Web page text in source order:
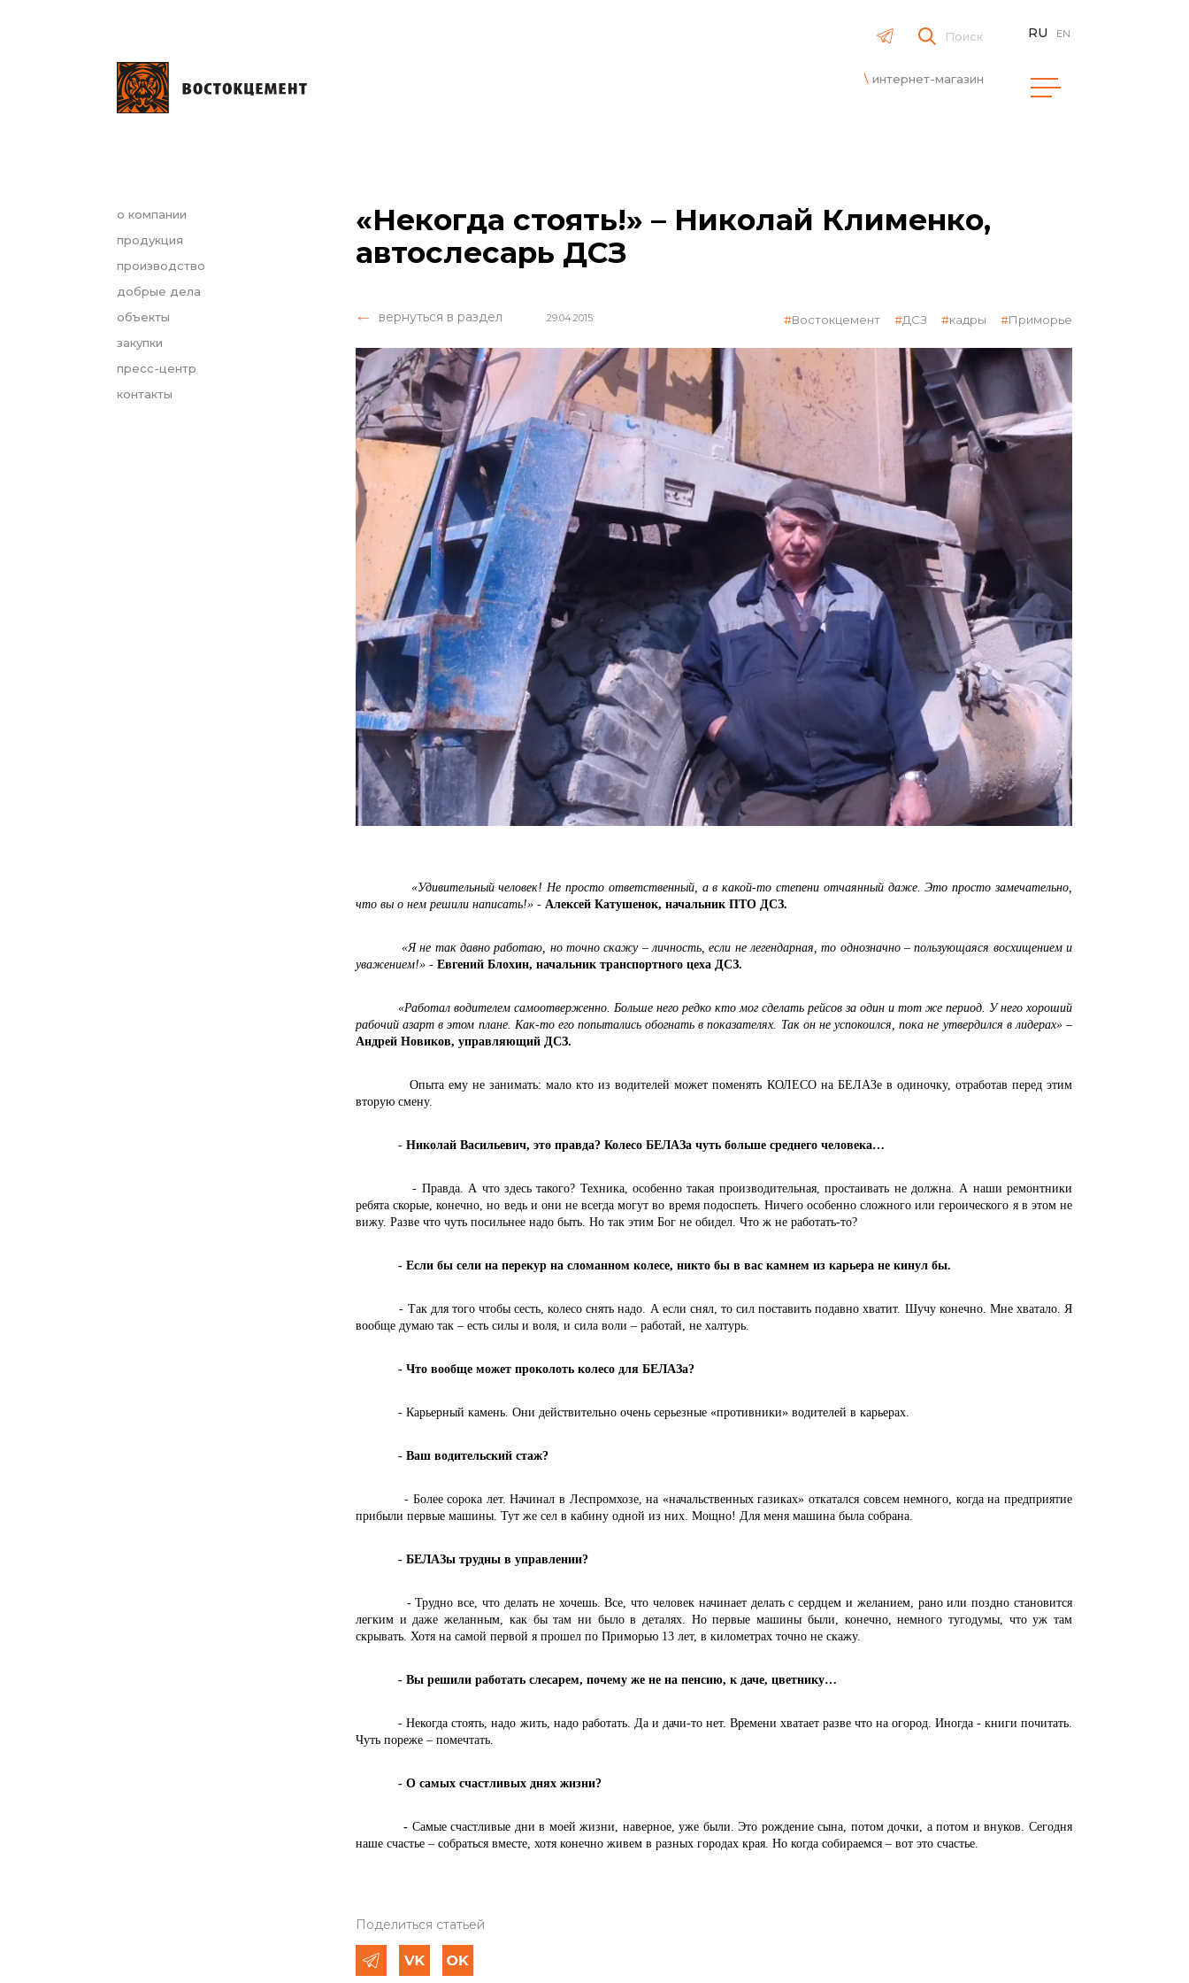
Поиск
интернет-магазин
RU EN
о компании
продукция
производство
добрые дела
объекты
закупки
пресс-центр
контакты
«Некогда стоять!» – Николай Клименко,
автослесарь ДСЗ
вернуться в раздел 29.04.2015 Востокцемент ДСЗ кадры Приморье
«Удивительный человек! Не просто ответственный, а в какой-то степени отчаянный даже. Это просто замечательно,
что вы о нем решили написать!» - Алексей Катушенок, начальник ПТО ДСЗ.
«Я не так давно работаю, но точно скажу – личность, если не легендарная, то однозначно – пользующаяся восхищением и
уважением!» - Евгений Блохин, начальник транспортного цеха ДСЗ.
«Работал водителем самоотверженно. Больше него редко кто мог сделать рейсов за один и тот же период. У него хороший
рабочий азарт в этом плане. Как-то его попытались обогнать в показателях. Так он не успокоился, пока не утвердился в лидерах»–
Андрей Новиков, управляющий ДСЗ.
Опыта ему не занимать: мало кто из водителей может поменять КОЛЕСО на БЕЛАЗе в одиночку, отработав перед этим
вторую смену.
- Николай Васильевич, это правда? Колесо БЕЛАЗа чуть больше среднего человека…
- Правда. А что здесь такого? Техника, особенно такая производительная, простаивать не должна. А наши ремонтники
ребята скорые, конечно, но ведь и они не всегда могут во время подоспеть. Ничего особенно сложного или героического я в этом не
вижу. Разве что чуть посильнее надо быть. Но так этим Бог не обидел. Что ж не работать-то?
- Если бы сели на перекур на сломанном колесе, никто бы в вас камнем из карьера не кинул бы.
- Так для того чтобы сесть, колесо снять надо. А если снял, то сил поставить подавно хватит. Шучу конечно. Мне хватало. Я
вообще думаю так – есть силы и воля, и сила воли – работай, не халтурь.
- Что вообще может проколоть колесо для БЕЛАЗа?
- Карьерный камень. Они действительно очень серьезные «противники» водителей в карьерах.
- Ваш водительский стаж?
- Более сорока лет. Начинал в Леспромхозе, на «начальственных газиках» откатался совсем немного, когда на предприятие
прибыли первые машины. Тут же сел в кабину одной из них. Мощно! Для меня машина была собрана.
- БЕЛАЗы трудны в управлении?
- Трудно все, что делать не хочешь. Все, что человек начинает делать с сердцем и желанием, рано или поздно становится
легким и даже желанным, как бы там ни было в деталях. Но первые машины были, конечно, немного тугодумы, что уж там
скрывать. Хотя на самой первой я прошел по Приморью 13 лет, в километрах точно не скажу.
- Вы решили работать слесарем, почему же не на пенсию, к даче, цветнику…
- Некогда стоять, надо жить, надо работать. Да и дачи-то нет. Времени хватает разве что на огород. Иногда - книги почитать.
Чуть пореже – помечтать.
- О самых счастливых днях жизни?
- Самые счастливые дни в моей жизни, наверное, уже были. Это рождение сына, потом дочки, а потом и внуков. Сегодня
наше счастье – собраться вместе, хотя конечно живем в разных городах края. Но когда собираемся – вот это счастье.
Поделиться статьей